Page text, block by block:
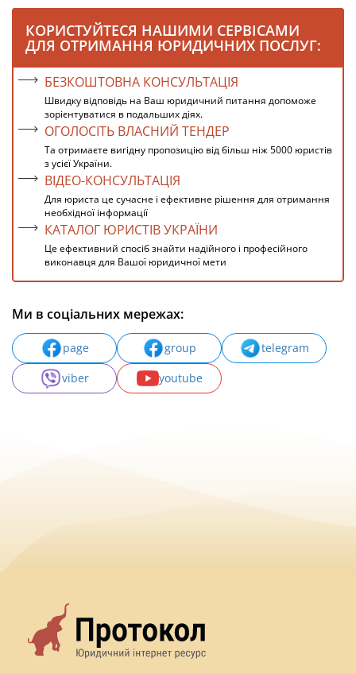
КОРИСТУЙТЕСЯ НАШИМИ СЕРВІСАМИ
ДЛЯ ОТРИМАННЯ ЮРИДИЧНИХ ПОСЛУГ:
БЕЗКОШТОВНА КОНСУЛЬТАЦІЯ
Швидку відповідь на Ваш юридичний питання допоможе
зорієнтуватися в подальших діях.
ОГОЛОСІТЬ ВЛАСНИЙ ТЕНДЕР
Та отримаєте вигідну пропозицію від більш ніж 5000 юристів
з усієї України.
ВІДЕО-КОНСУЛЬТАЦІЯ
Для юриста це сучасне і ефективне рішення для отримання
необхідної інформації
КАТАЛОГ ЮРИСТІВ УКРАЇНИ
Це ефективний спосіб знайти надійного і професійного
виконавця для Вашої юридичної мети
Ми в соціальних мережах:
page group
telegram
viber
youtube